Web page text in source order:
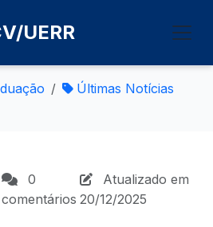
UERR
Últimas Notícias
0
comentários
Atualizado em
20/12/2025